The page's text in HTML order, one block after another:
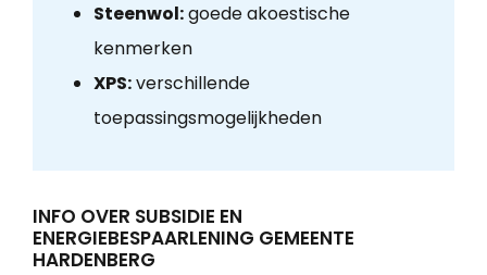
Steenwol:goede akoestische
kenmerken
XPS:verschillende
toepassingsmogelijkheden
INFO OVER SUBSIDIE EN
ENERGIEBESPAARLENING GEMEENTE
HARDENBERG